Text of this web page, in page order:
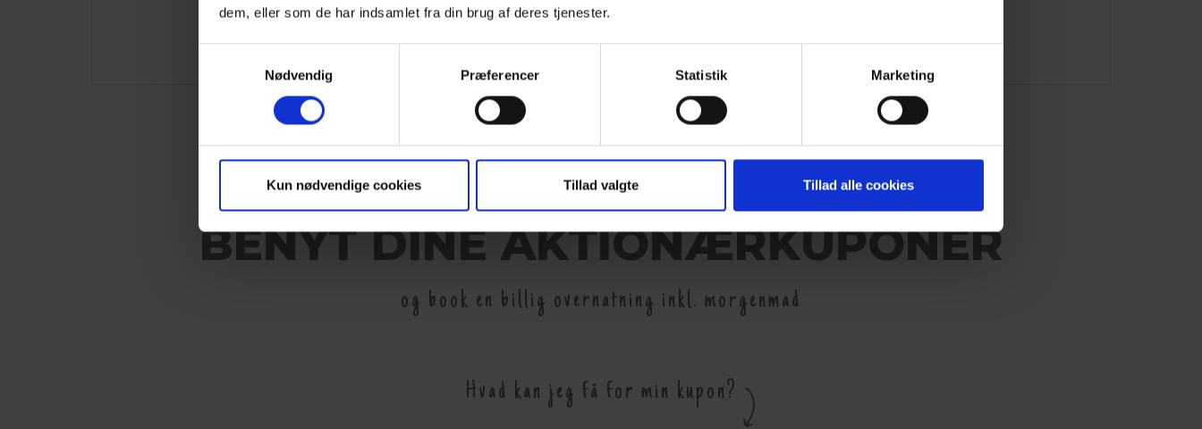
dem, eller som de har indsamlet fra din brug af deres tjenester.
Nødvendig
Præferencer Statistik Marketing
Kun nødvendige cookies Tillad valgte Tillad alle cookies
BENYT DINE AKTIONÆRKUPONER
og book en billig overnatning inkl. morgenmad
Hvad kan jeg få for min kupon?